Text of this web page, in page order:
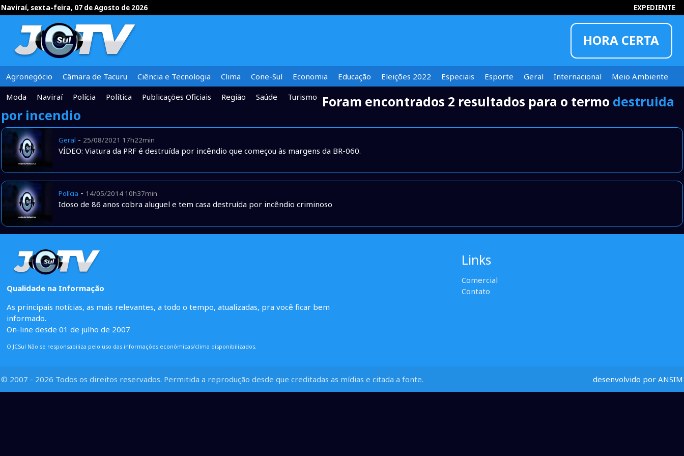
Naviraí, sexta-feira, 07 de Agosto de 2026 EXPEDIENTE
HORA CERTA
INFORMOU
Agronegócio Câmara de Tacuru Ciência e Tecnologia Clima Cone-Sul Economia Educação Eleições 2022 Especiais Esporte Geral Internacional
Meio Ambiente
Moda
Naviraí Polícia Política Publicações Oficiais Região Saúde Turismo Foram encontrados 2 resultados para o termo destruida
por incendio
Geral - 25/08/2021 17h22min
VÍDEO: Viatura da PRF é destruída por incêndio que começou às margens da BR-060.
Polícia - 14/05/2014 10h37min
Idoso de 86 anos cobra aluguel e tem casa destruída por incêndio criminoso
Qualidade na Informação
As principais notícias, as mais relevantes, a todo o tempo, atualizadas, pra você ficar bem
informado.
On-line desde 01 de julho de 2007
O JCSul Não se responsabiliza pelo uso das informações econômicas/clima disponibilizados.
Links
Comercial
Contato
© 2007 - 2026 Todos os direitos reservados. Permitida a reprodução desde que creditadas as mídias e citada a fonte. desenvolvido por ANSIM